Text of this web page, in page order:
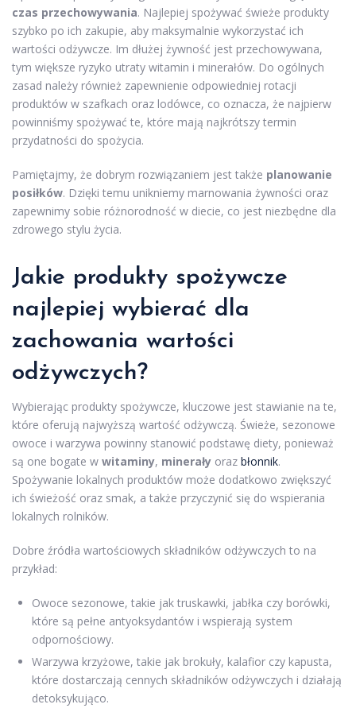
czas przechowywania. Najlepiej spożywać świeże produkty
szybko po ich zakupie, aby maksymalnie wykorzystać ich
wartości odżywcze. Im dłużej żywność jest przechowywana,
tym większe ryzyko utraty witamin i minerałów. Do ogólnych
zasad należy również zapewnienie odpowiedniej rotacji
produktów w szafkach oraz lodówce, co oznacza, że najpierw
powinniśmy spożywać te, które mają najkrótszy termin
przydatności do spożycia.
Pamiętajmy, że dobrym rozwiązaniem jest także planowanie
posiłków. Dzięki temu unikniemy marnowania żywności oraz
zapewnimy sobie różnorodność w diecie, co jest niezbędne dla
zdrowego stylu życia.
Jakie produkty spożywcze
najlepiej wybierać dla
zachowania wartości
odżywczych?
Wybierając produkty spożywcze, kluczowe jest stawianie na te,
które oferują najwyższą wartość odżywczą. Świeże, sezonowe
owoce i warzywa powinny stanowić podstawę diety, ponieważ
są one bogate w witaminy, minerały oraz błonnik.
Spożywanie lokalnych produktów może dodatkowo zwiększyć
ich świeżość oraz smak, a także przyczynić się do wspierania
lokalnych rolników.
Dobre źródła wartościowych składników odżywczych to na
przykład:
Owoce sezonowe, takie jak truskawki, jabłka czy borówki,
które są pełne antyoksydantów i wspierają system
odpornościowy.
Warzywa krzyżowe, takie jak brokuły, kalafior czy kapusta,
które dostarczają cennych składników odżywczych i działają
detoksykująco.